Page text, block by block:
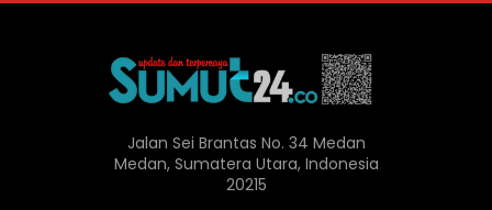
Jalan Sei Brantas No. 34 Medan
Medan, Sumatera Utara, Indonesia
20215